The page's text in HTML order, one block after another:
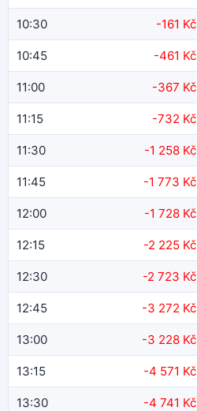
10:30 -161 Kč
10:45 -461 Kč
11:00 -367 Kč
11:15 -732 Kč
11:30 -1 258 Kč
11:45 -1 773 Kč
12:00 -1 728 Kč
12:15 -2 225 Kč
12:30 -2 723 Kč
12:45 -3 272 Kč
13:00 -3 228 Kč
13:15 -4 571 Kč
13:30 -4 741 Kč